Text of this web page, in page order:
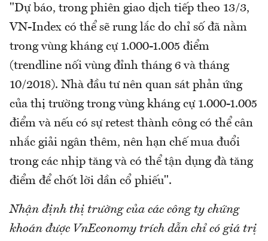
"Dự báo, trong phiên giao dịch tiếp theo 13/3,
VN-Index có thể sẽ rung lắc do chỉ số đã nằm
trong vùng kháng cự 1.000-1.005 điểm
(trendline nối vùng đỉnh tháng 6 và tháng
10/2018). Nhà đầu tư nên quan sát phản ứng
của thị trường trong vùng kháng cự 1.000-1.005
điểm và nếu có sự retest thành công có thể cân
nhắc giải ngân thêm, nên hạn chế mua đuổi
trong các nhịp tăng và có thể tận dụng đà tăng
điểm để chốt lời dần cổ phiếu".
Nhận định thị trường của các công ty chứng
khoán được VnEconomy trích dẫn chỉ có giá trị